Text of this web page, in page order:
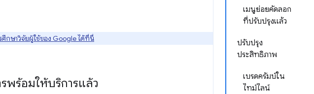
เมนูย่อยคัดลอก
ที่ปรับปรุงแล้ว
ปรับปรุง
ประสิทธิภาพ
เบรดครัมบ์ใน
ไทม์ไลน์
ศึกษาวิจัยผู้ใช้ของ Google ได้ที่นี่
พร้อมให้บริการแล้ว